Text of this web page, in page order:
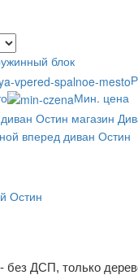
блок
Мин. цена
Остин
без ДСП, только